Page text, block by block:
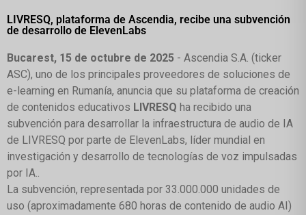
LIVRESQ, plataforma de Ascendia, recibe una subvención
de desarrollo de ElevenLabs
Bucarest, 15 de octubre de 2025 - Ascendia S.A. (ticker
ASC), uno de los principales proveedores de soluciones de
e-learning en Rumanía, anuncia que su plataforma de creación
de contenidos educativos LIVRESQ ha recibido una
subvención para desarrollar la infraestructura de audio de IA
de LIVRESQ por parte de ElevenLabs, líder mundial en
investigación y desarrollo de tecnologías de voz impulsadas
por IA..
La subvención, representada por 33.000.000 unidades de
uso (aproximadamente 680 horas de contenido de audio AI)